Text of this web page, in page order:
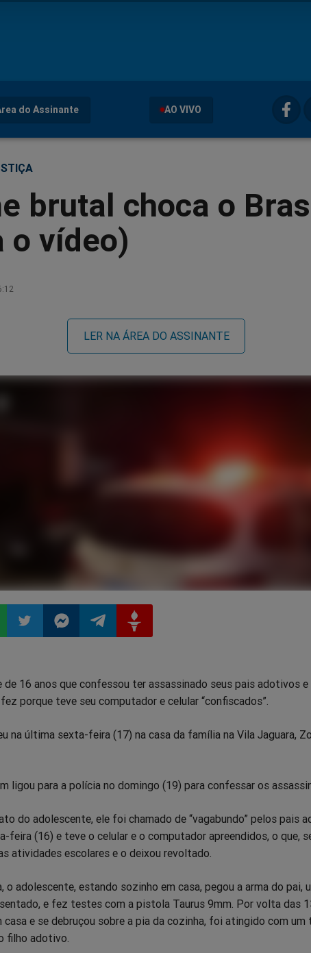
do Assinante AO VIVO
brutal choca o
o vídeo)
LER NA ÁREA DO ASSINANTE
no
no
no
no
de 16 anos que confessou ter assassinado seus pais adotivos e
porque teve seu computador e celular “confiscados”.
na última sexta-feira (17) na casa da família na Vila Jaguara,
ligou para a polícia no domingo (19) para confessar os
do adolescente, ele foi chamado de “vagabundo” pelos pais
feira (16) e teve o celular e o computador apreendidos, o que,
atividades escolares e o deixou revoltado.
o adolescente, estando sozinho em casa, pegou a arma do pai,
e fez testes com a pistola Taurus 9mm. Por volta das
casa e se debruçou sobre a pia da cozinha, foi atingido com um
filho adotivo.